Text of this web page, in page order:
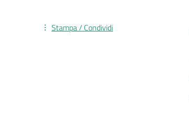
Stampa / Condividi